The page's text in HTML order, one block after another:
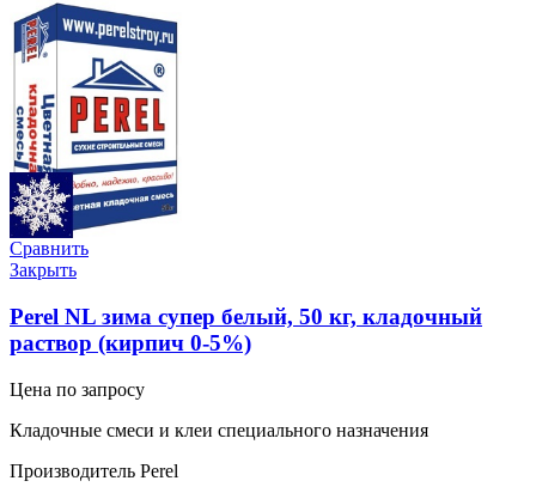
Сравнить
Закрыть
Perel NL зима супер белый, 50 кг, кладочный
раствор (кирпич 0-5%)
Цена по запросу
Кладочные смеси и клеи специального назначения
Производитель Perel